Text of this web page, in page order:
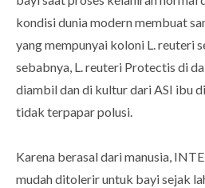
kondisi dunia modern membuat
yang mempunyai koloni L. reuteri
sebabnya, L. reuteri Protectis di
diambil dan di kultur dari ASI ibu
tidak terpapar polusi.
Karena berasal dari manusia,
mudah ditolerir untuk bayi sejak